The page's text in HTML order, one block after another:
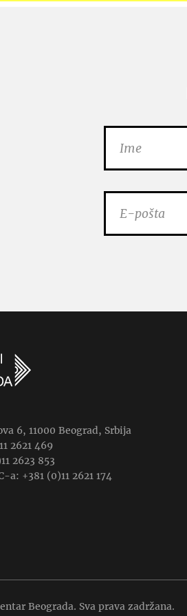
6, 11000 Beograd, Srbija
2621 469
2623 853
a: +381 (0)11 2621 174
Beograda. Sva prava zadržana.